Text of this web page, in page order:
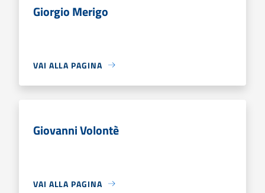
Giorgio Merigo
VAI ALLA PAGINA
Giovanni Volontè
VAI ALLA PAGINA